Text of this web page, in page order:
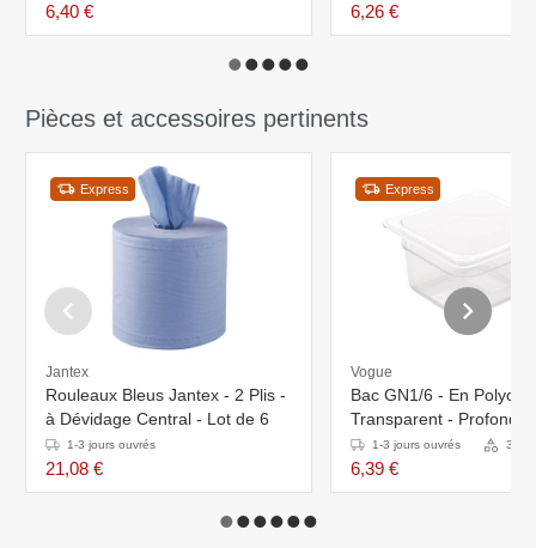
6,40 € 6,26 €
Pièces et accessoires pertinents
Express
Jantex
Rouleaux Bleus Jantex - 2 Plis -
à Dévidage Central - Lot de 6
1-3 jours ouvrés
21,08 €
Express
Vogue
Bac GN1/6 - En
Transparent -
100mm- Volume 1,60L
1-3 jours ouvrés 3
6,39 €